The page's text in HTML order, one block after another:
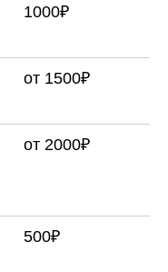
1000₽
от 1500₽
от 2000₽
500₽